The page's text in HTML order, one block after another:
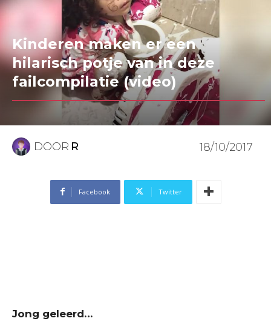
Kinderen maken er een
hilarisch potje van in deze
failcompilatie (video)
DOOR R 18/10/2017
Facebook Twitter
Jong geleerd…